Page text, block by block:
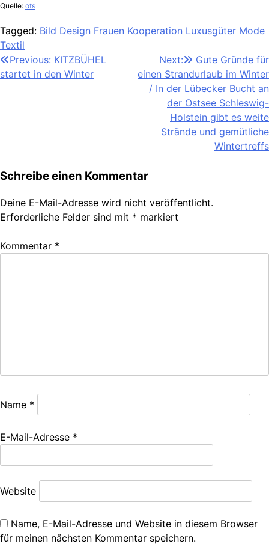
Quelle: ots
Tagged: Bild Design Frauen Kooperation Luxusgüter Mode
Textil
Beitragsnavigation
Previous: KITZBÜHEL
startet in den Winter
Next:
Gute Gründe für
einen Strandurlaub im Winter
/ In der Lübecker Bucht an
der Ostsee Schleswig-
Holstein gibt es weite
Strände und gemütliche
Wintertreffs
Schreibe einen Kommentar
Deine E-Mail-Adresse wird nicht veröffentlicht.
Erforderliche Felder sind mit * markiert
Kommentar *
Name *
E-Mail-Adresse *
Website
Name, E-Mail-Adresse und Website in diesem Browser
für meinen nächsten Kommentar speichern.